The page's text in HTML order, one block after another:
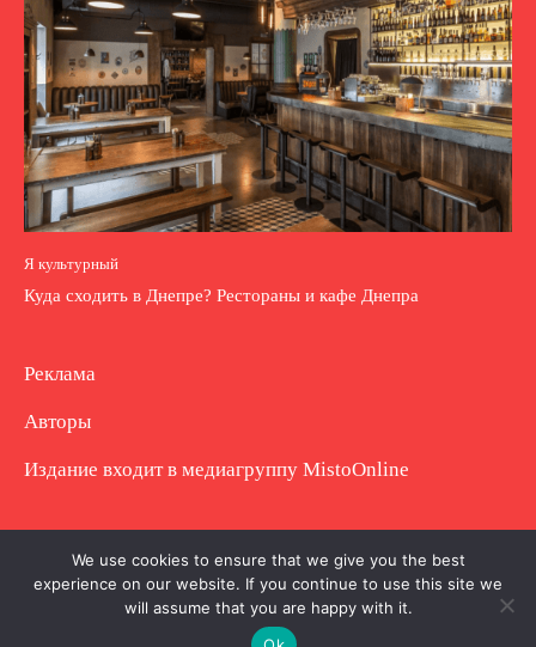
Я культурный
Куда сходить в Днепре? Рестораны и кафе Днепра
Реклама
Авторы
Издание входит в медиагруппу MistoOnline
Copyright © Полное использование материала
запрещено. Частично разрешено с гиперссылкой.
We use cookies to ensure that we give you the best
experience on our website. If you continue to use this site we
will assume that you are happy with it.